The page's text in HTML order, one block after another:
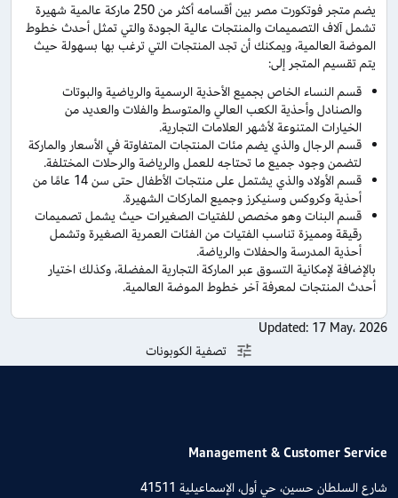
يضم متجر فوتكورت مصر بين أقسامه أكثر من 250 ماركة عالمية شهيرة
تشمل آلاف التصميمات والمنتجات عالية الجودة والتي تمثل أحدث خطوط
الموضة العالمية، ويمكنك أن تجد المنتجات التي ترغب بها بسهولة حيث
يتم تقسيم المتجر إلى:
قسم النساء الخاص بجميع الأحذية الرسمية والرياضية والبوتات
والصنادل وأحذية الكعب العالي والمتوسط والفلات والعديد من
الخيارات المتنوعة لأشهر العلامات التجارية.
قسم الرجال والذي يضم مئات المنتجات المتفاوتة في الأسعار والماركة
لتضمن وجود جميع ما تحتاجه للعمل والرياضة والرحلات المختلفة.
قسم الأولاد والذي يشتمل على منتجات الأطفال حتى سن 14 عامًا من
أحذية وكروكس وسنيكرز وجميع الماركات الشهيرة.
قسم البنات وهو مخصص للفتيات الصغيرات حيث يشمل تصميمات
رقيقة ومميزة تناسب الفتيات من الفئات العمرية الصغيرة وتشمل
أحذية المدرسة والحفلات والرياضة.
بالإضافة لإمكانية التسوق عبر الماركة التجارية المفضلة، وكذلك اختيار
أحدث المنتجات لمعرفة آخر خطوط الموضة العالمية.
Updated: 17 May، 2026
تصفية الكوبونات
Management & Customer Service
شارع السلطان حسين، حي أول، الإسماعيلية 41511